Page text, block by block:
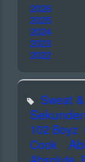
2026
2025
2024
2023
2022
Sweat
102 Boyz
Cook